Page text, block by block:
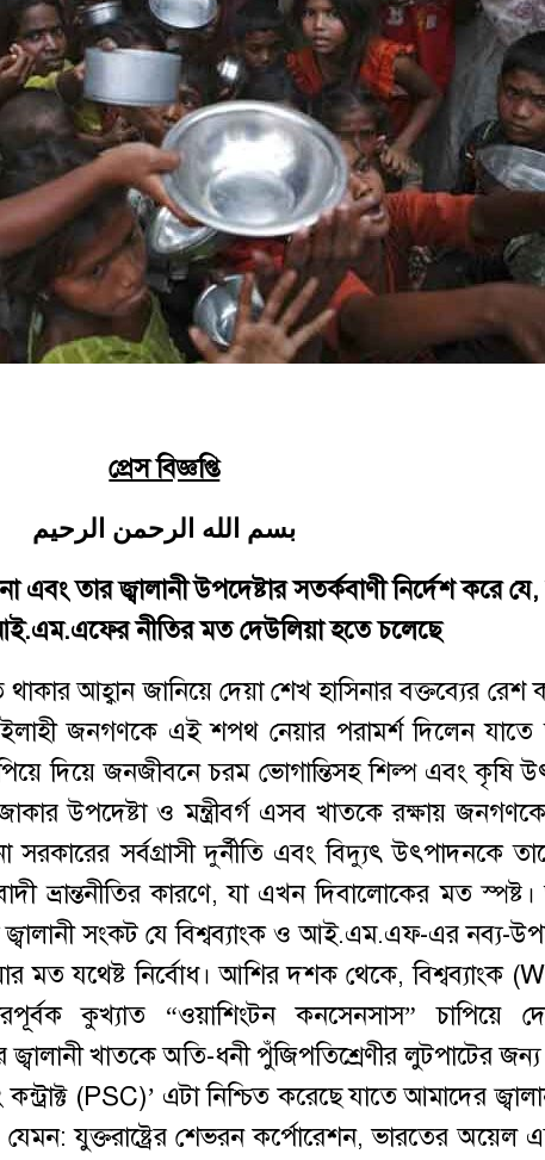
প্রেস বিজ্ঞপ্তি
بسم الله الرحمن الرحيم
এবং তার জ্বালানী উপদেষ্টার সতর্কবাণী নির্দেশ করে
আই.এম.এফের নীতির মত দেউলিয়া হতে চলেছে
থাকার আহ্বান জানিয়ে দেয়া শেখ হাসিনার বক্তব্যের
জনগণকে এই শপথ নেয়ার পরামর্শ দিলেন যাতে
দিয়ে জনজীবনে চরম ভোগান্তিসহ শিল্প এবং কৃষি
উপদেষ্টা ও মন্ত্রীবর্গ এসব খাতকে রক্ষায় জনগণকে
সরকারের সর্বগ্রাসী দুর্নীতি এবং বিদ্যুৎ উৎপাদনকে
ভ্রান্তনীতির কারণে, যা এখন দিবালোকের মত
জ্বালানী সংকট যে বিশ্বব্যাংক ও আই.এম.এফ-এর নব্য-
মত যথেষ্ট নির্বোধ। আশির দশক থেকে, বিশ্বব্যাংক
কুখ্যাত “ওয়াশিংটন কনসেনসাস” চাপিয়ে
খাতকে অতি-ধনী পুঁজিপতিশ্রেণীর লুটপাটের
কন্ট্রাক্ট (PSC)’ এটা নিশ্চিত করেছে যাতে আমাদের
যুক্তরাষ্ট্রের শেভরন কর্পোরেশন, ভারতের অয়েল